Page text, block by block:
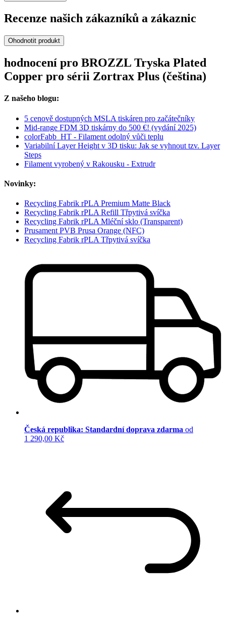
Recenze našich zákazníků a zákaznic
Ohodnotit produkt
hodnocení pro BROZZL Tryska Plated
Copper pro sérii Zortrax Plus (čeština)
Z našeho blogu:
5 cenově dostupných MSLA tiskáren pro začátečníky
Mid-range FDM 3D tiskárny do 500 €! (vydání 2025)
colorFabb_HT - Filament odolný vůči teplu
Variabilní Layer Height v 3D tisku: Jak se vyhnout tzv. Layer
Steps
Filament vyrobený v Rakousku - Extrudr
Novinky:
Recycling Fabrik rPLA Premium Matte Black
Recycling Fabrik rPLA Refill Třpytivá svíčka
Recycling Fabrik rPLA Mléční sklo (Transparent)
Prusament PVB Prusa Orange (NFC)
Recycling Fabrik rPLA Třpytivá svíčka
Česká republika: Standardní doprava zdarma od
1 290,00 Kč